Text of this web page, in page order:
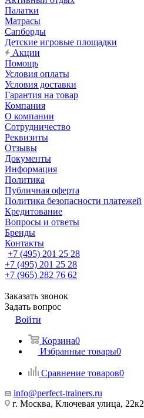
Палатки
Матрасы
Сапборды
Детские игровые площадки
Акции
Помощь
Условия оплаты
Условия доставки
Гарантия на товар
Компания
О компании
Сотрудничество
Реквизиты
Отзывы
Документы
Информация
Политика
Публичная оферта
Политика безопасности платежей
Кредитование
Вопросы и ответы
Бренды
Контакты
+7 (495) 201 25 28
+7 (495) 201 25 28
+7 (965) 282 76 62
Заказать звонок
Задать вопрос
Войти
Корзина0
Избранные товары0
Сравнение товаров0
info@perfect-trainers.ru
г. Москва, Ключевая улица, 22к2